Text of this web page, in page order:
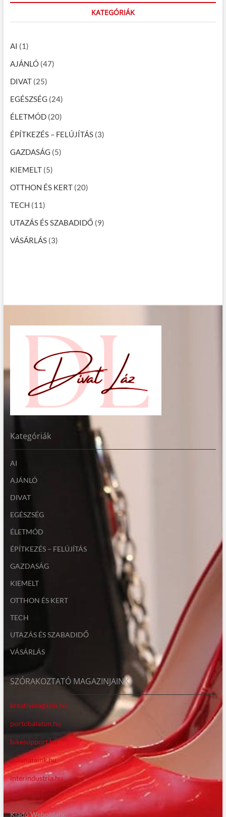
KATEGÓRIÁK
AI (1)
AJÁNLÓ(47)
DIVAT(25)
EGÉSZSÉG (24)
ÉLETMÓD(20)
ÉPÍTKEZÉS – FELÚJÍTÁS(3)
GAZDASÁG (5)
KIEMELT(5)
OTTHON ÉS KERT(20)
TECH (11)
UTAZÁS ÉS SZABADIDŐ (9)
VÁSÁRLÁS(3)
Kategóriák
AI
AJÁNLÓ
DIVAT
EGÉSZSÉG
ÉLETMÓD
ÉPÍTKEZÉS – FELÚJÍTÁS
GAZDASÁG
KIEMELT
OTTHON ÉS KERT
TECH
UTAZÁS ÉS SZABADIDŐ
VÁSÁRLÁS
SZÓRAKOZTATÓ MAGAZINJAINK
kreativmagazin.hu
portobalaton.hu
bikesupport.hu
pillanataink.hu
interindustria.hu
Kiadó Weboldala: